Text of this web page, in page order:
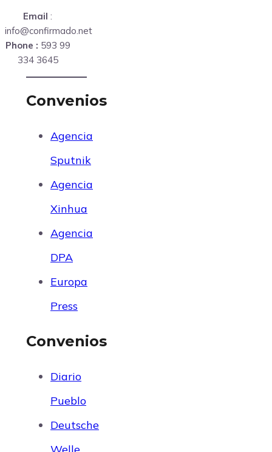
Email :
info@confirmado.net
Phone : 593 99
334 3645
Convenios
Agencia
Sputnik
Agencia
Xinhua
Agencia
DPA
Europa
Press
Convenios
Diario
Pueblo
Deutsche
Welle